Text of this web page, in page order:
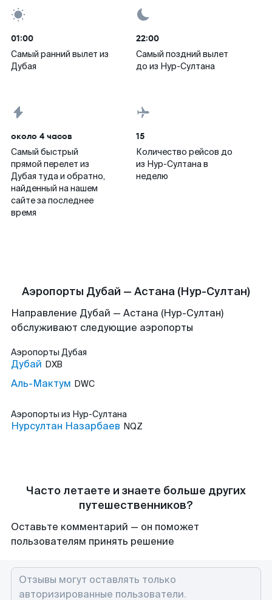
01:00
Самый ранний вылет из
Дубая
22:00
Самый поздний вылет
до из Нур-Султана
около 4 часов
Самый быстрый
прямой перелет из
Дубая туда и обратно,
найденный на нашем
сайте за последнее
время
15
Количество рейсов до
из Нур-Султана в
неделю
Аэропорты Дубай — Астана (Нур-Султан)
Направление Дубай — Астана (Нур-Султан)
обслуживают следующие аэропорты
Аэропорты Дубая
Дубай DXB
Аль-Мактум DWC
Аэропорты из Нур-Султана
Нурсултан Назарбаев NQZ
Часто летаете и знаете больше других
путешественников?
Оставьте комментарий — он поможет
пользователям принять решение